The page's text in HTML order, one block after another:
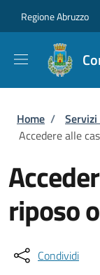
Regione Abruzzo
Briciole
Home /
Accedere alle
riposo
Condividi